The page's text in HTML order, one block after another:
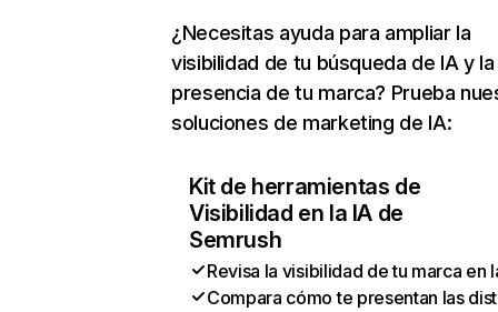
¿Necesitas ayuda para ampliar la
visibilidad de tu búsqueda de IA y la
presencia de tu marca? Prueba
soluciones de marketing de IA:
Kit de herramientas de
Visibilidad en la IA de
Semrush
Revisa la visibilidad de tu marca en
Compara cómo te presentan las